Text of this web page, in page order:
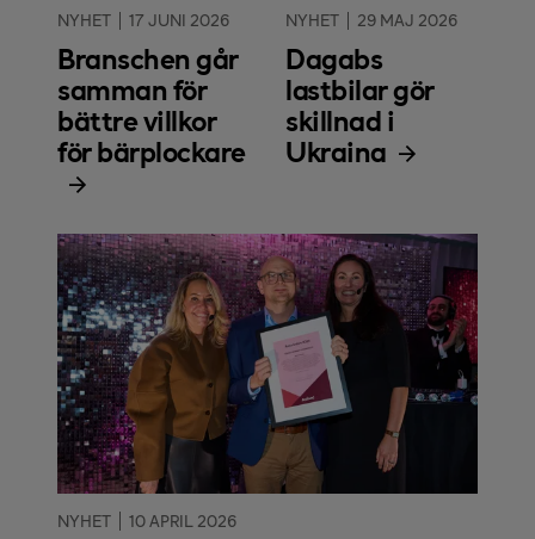
NYHET 17 JUNI 2026
Branschen går
samman för
bättre villkor
för bärplockare
NYHET 29 MAJ 2026
Dagabs
lastbilar gör
skillnad i
Ukraina
NYHET 10 APRIL 2026